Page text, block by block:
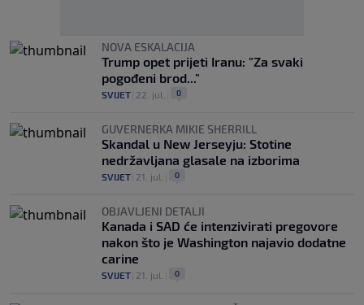
NOVA ESKALACIJA
Trump opet prijeti Iranu: "Za svaki
pogođeni brod..."
SVIJET 22. jul. 0
GUVERNERKA MIKIE SHERRILL
Skandal u New Jerseyju: Stotine
nedržavljana glasale na izborima
SVIJET 21. jul. 0
OBJAVLJENI DETALJI
Kanada i SAD će intenzivirati pregovore
nakon što je Washington najavio dodatne
carine
SVIJET 21. jul. 0